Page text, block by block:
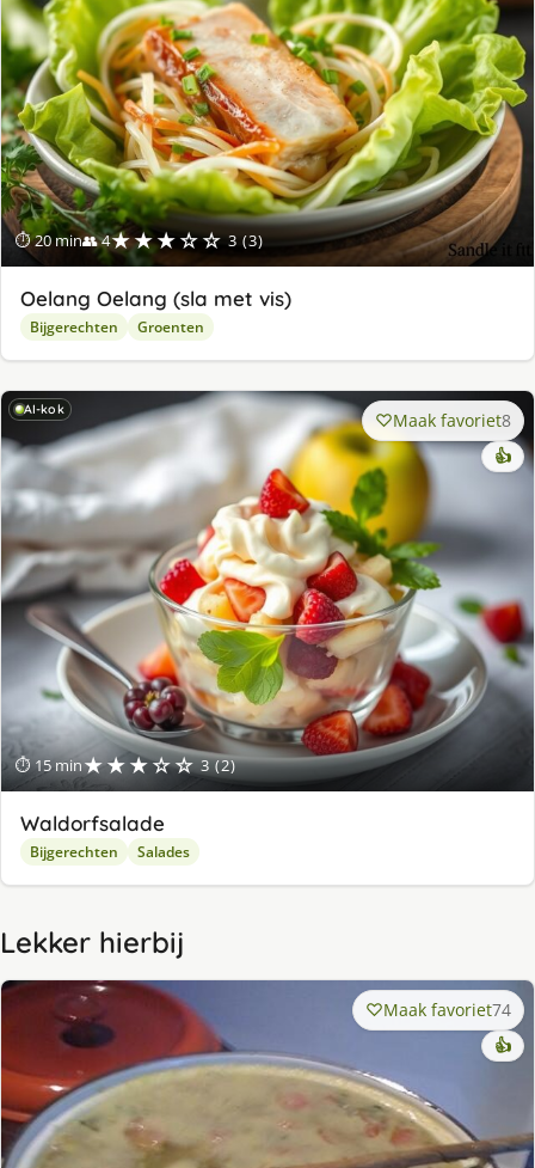
⏱ 20 min👥 4★★★☆☆ 3 (3)
Oelang Oelang (sla met vis)
Bijgerechten Groenten
AI-kok
⏱ 15 min★★★☆☆ 3 (2)
Maak favoriet8
👍
Waldorfsalade
Bijgerechten Salades
Lekker hierbij
Maak favoriet74
👍